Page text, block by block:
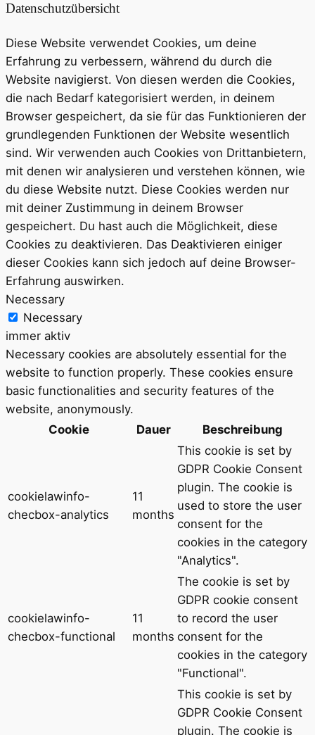
Datenschutzübersicht
Diese Website verwendet Cookies, um deine
Erfahrung zu verbessern, während du durch die
Website navigierst. Von diesen werden die Cookies,
die nach Bedarf kategorisiert werden, in deinem
Browser gespeichert, da sie für das Funktionieren der
grundlegenden Funktionen der Website wesentlich
sind. Wir verwenden auch Cookies von Drittanbietern,
mit denen wir analysieren und verstehen können, wie
du diese Website nutzt. Diese Cookies werden nur
mit deiner Zustimmung in deinem Browser
gespeichert. Du hast auch die Möglichkeit, diese
Cookies zu deaktivieren. Das Deaktivieren einiger
dieser Cookies kann sich jedoch auf deine Browser-
Erfahrung auswirken.
Necessary
Necessary
immer aktiv
Necessary cookies are absolutely essential for the
website to function properly. These cookies ensure
basic functionalities and security features of the
website, anonymously.
Cookie
Dauer Beschreibung
cookielawinfo-
checbox-analytics
11
months
This cookie is set by
GDPR Cookie Consent
plugin. The cookie is
used to store the user
consent for the
cookies in the category
"Analytics".
cookielawinfo-
checbox-functional
11
months
The cookie is set by
GDPR cookie consent
to record the user
consent for the
cookies in the category
"Functional".
This cookie is set by
GDPR Cookie Consent
plugin. The cookie is